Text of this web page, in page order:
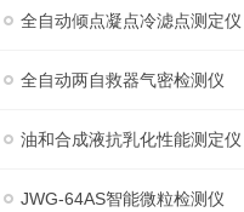
全自动倾点凝点冷滤点测定仪
全自动两自救器气密检测仪
油和合成液抗乳化性能测定仪
JWG-64AS智能微粒检测仪